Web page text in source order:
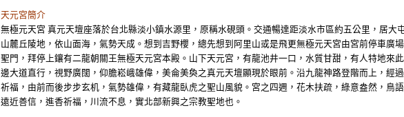
天元宮簡介
無極元天宮 真元天壇座落於台北縣淡小鎮水源里，原稱水硯頭。交通暢達距淡水市區約五公里，居大
山麓丘陵地，依山面海，氣勢天成。想到吉野櫻，總先想到阿里山或是飛更無極元天宮由宮前停車廣
聖門，拜停上鑲有二龍朝關王無極天元宮本殿。山下天元宮，有龍池井一口，水質甘甜，有人特地來
邊大道直行，視野廣闊，仰膽崧峨雄偉，美侖美奐之真元天壇顯現於眼前。沿九龍神路登階而上，經
祈福，由前而後步步玄机，氣勢雄偉，有藏龍臥虎之聖山風貌。宮之四週，花木扶疏，綠意盎然，鳥
遠近善信，進香祈福，川流不息，實北部新興之宗教聖地也。